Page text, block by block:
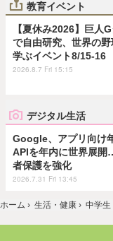
教育イベント
【夏休み2026】巨人
で自由研究、世界の
学ぶイベント8/15-16
2026.8.7 Fri 15:15
デジタル生活
Google、アプリ向け
APIを年内に世界展
者保護を強化
2026.7.31 Fri 13:45
ホーム › 生活・健康 › 中学生